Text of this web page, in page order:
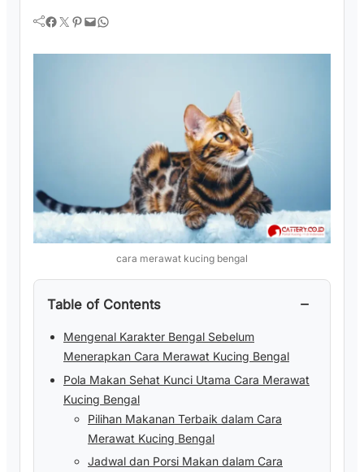
Facebook Twitter Pinterest Mail WhatsApp
cara merawat kucing bengal
Table of Contents −
Mengenal Karakter Bengal Sebelum
Menerapkan Cara Merawat Kucing Bengal
Pola Makan Sehat Kunci Utama Cara Merawat
Kucing Bengal
Pilihan Makanan Terbaik dalam Cara
Merawat Kucing Bengal
Jadwal dan Porsi Makan dalam Cara